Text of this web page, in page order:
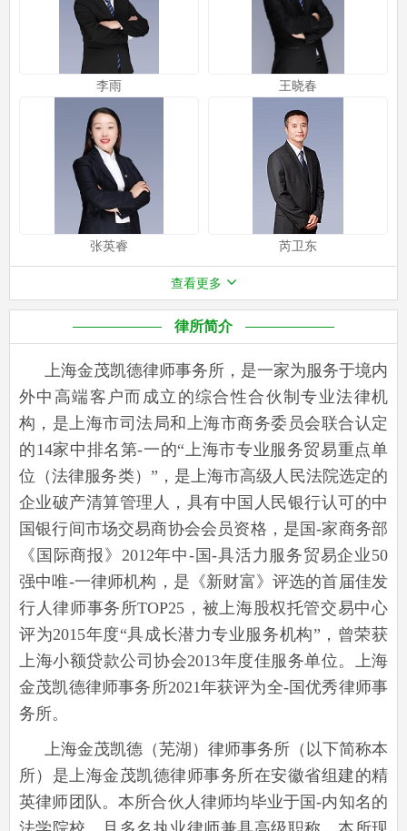
李雨 王晓春
张英睿 芮卫东
查看更多
律所简介
上海金茂凯德律师事务所，是一家为服务于境内
外中高端客户而成立的综合性合伙制专业法律机
构，是上海市司法局和上海市商务委员会联合认定
的14家中排名第-一的“上海市专业服务贸易重点单
位（法律服务类）”，是上海市高级人民法院选定的
企业破产清算管理人，具有中国人民银行认可的中
国银行间市场交易商协会会员资格，是国-家商务部
《国际商报》2012年中-国-具活力服务贸易企业50
强中唯-一律师机构，是《新财富》评选的首届佳发
行人律师事务所TOP25，被上海股权托管交易中心
评为2015年度“具成长潜力专业服务机构”，曾荣获
上海小额贷款公司协会2013年度佳服务单位。上海
金茂凯德律师事务所2021年获评为全-国优秀律师事
务所。
上海金茂凯德（芜湖）律师事务所（以下简称本
所）是上海金茂凯德律师事务所在安徽省组建的精
英律师团队。本所合伙人律师均毕业于国-内知名的